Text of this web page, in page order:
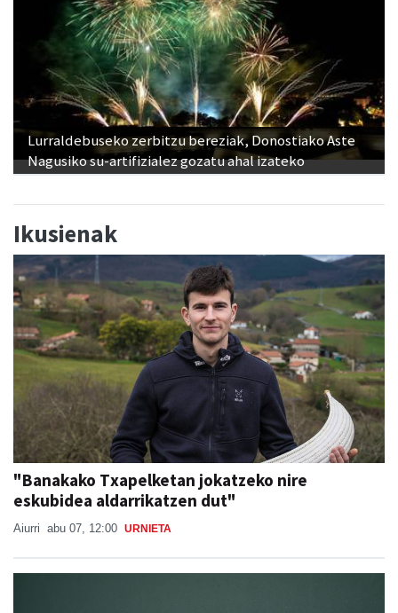
Lurraldebuseko zerbitzu bereziak, Donostiako Aste
Nagusiko su-artifizialez gozatu ahal izateko
Ikusienak
"Banakako Txapelketan jokatzeko nire
eskubidea aldarrikatzen dut"
Aiurri abu 07, 12:00 URNIETA